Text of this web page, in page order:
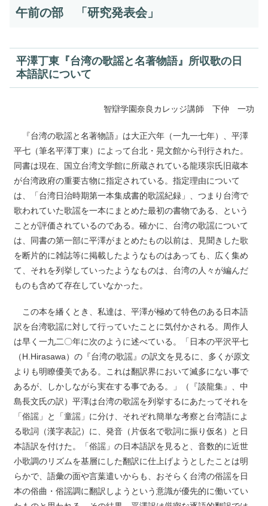
午前の部 「研究発表会」
平澤丁東『台湾の歌謡と名著物語』所収歌の日
本語訳について
智辯学園奈良カレッジ講師 下仲 一功
『台湾の歌謡と名著物語』は大正六年（一九一七年）、平澤
平七（筆名平澤丁東）によって台北・晃文館から刊行された。
同書は現在、国立台湾文学館に所蔵されている龍瑛宗氏旧蔵本
が台湾政府の重要古物に指定されている。指定理由について
は、「台湾日治時期第一本集成書的歌謡紀録」、つまり台湾で
歌われていた歌謡を一本にまとめた最初の書物である、という
ことが評価されているのである。確かに、台湾の歌謡について
は、同書の第一部に平澤がまとめたもの以前は、見聞きした歌
を断片的に雑誌等に掲載したようなものはあっても、広く集め
て、それを列挙していったようなものは、台湾の人々が編んだ
ものも含めて存在していなかった。
この本を繙くとき、私達は、平澤が極めて特色のある日本語
訳を台湾歌謡に対して行っていたことに気付かされる。周作人
は早く一九二〇年に次のように述べている。「日本の平沢平七
（H.Hirasawa）の『台湾の歌謡』の訳文を見るに、多くが原文
よりも明瞭優美である。これは翻訳界において滅多にない事で
あるが、しかしながら実在する事である。」（『談龍集』、中
島長文氏の訳）平澤は台湾の歌謡を列挙するにあたってそれを
「俗謡」と「童謡」に分け、それぞれ簡単な考察と台湾語によ
る歌詞（漢字表記）に、発音（片仮名で歌詞に振り仮名）と日
本語訳を付けた。「俗謡」の日本語訳を見ると、音数的に近世
小歌調のリズムを基層にした翻訳に仕上げようとしたことは明
らかで、語彙の面や言葉遣いからも、おそらく台湾の俗謡を日
本の俗曲・俗謡調に翻訳しようという意識が優先的に働いてい